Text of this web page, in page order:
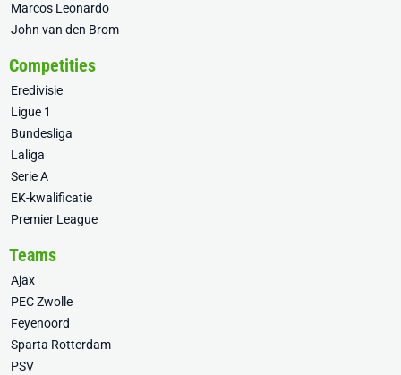
Marcos Leonardo
John van den Brom
Competities
Eredivisie
Ligue 1
Bundesliga
Laliga
Serie A
EK-kwalificatie
Premier League
Teams
Ajax
PEC Zwolle
Feyenoord
Sparta Rotterdam
PSV